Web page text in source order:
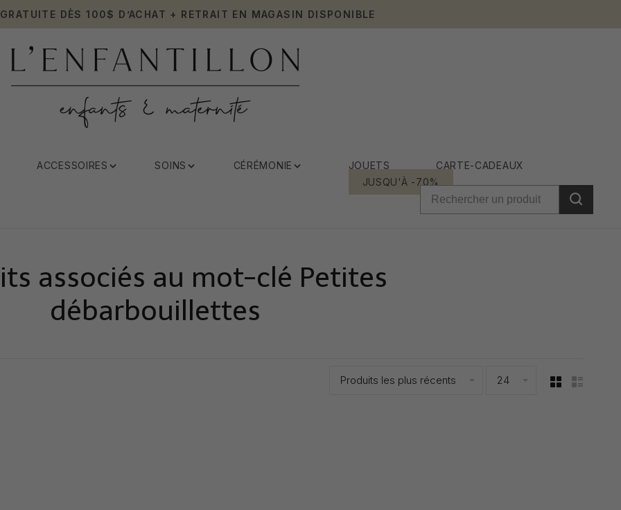
DÈS 100$ D’ACHAT + RETRAIT EN MAGASIN DISPONIBLE
ACCESSOIRES SOINS CÉRÉMONIE JOUETS
CARTE-CADEAUX
JUSQU'À -70%
associés au mot-clé Petites
débarbouillettes
Produits les plus récents 24